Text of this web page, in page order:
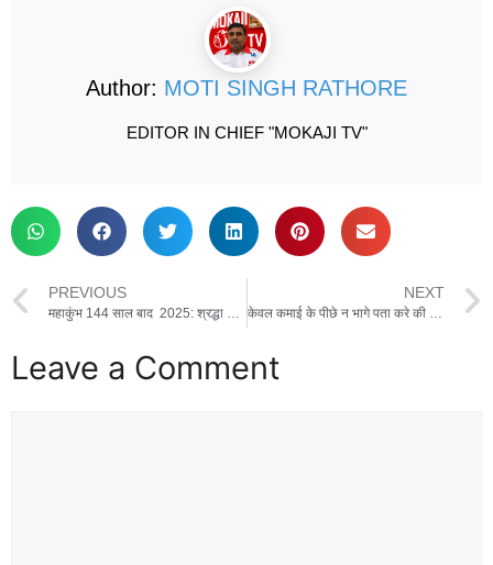
Author: MOTI SINGH RATHORE
EDITOR IN CHIEF "MOKAJI TV"
PREVIOUS NEXT
Leave a Comment